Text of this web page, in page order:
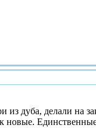
из дуба, делали на
новые.